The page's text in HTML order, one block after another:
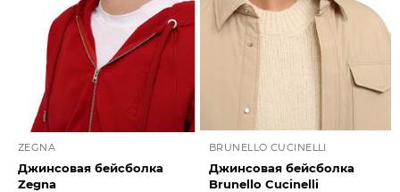
ZEGNA
Джинсовая бейсболка
Zegna
BRUNELLO CUCINELLI
Джинсовая бейсболка
Brunello Cucinelli